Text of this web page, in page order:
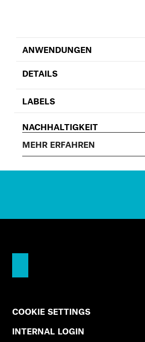
ANWENDUNGEN
DETAILS
LABELS
NACHHALTIGKEIT
MEHR ERFAHREN
COOKIE SETTINGS
INTERNAL LOGIN